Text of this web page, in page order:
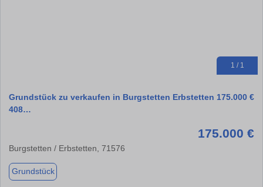
1 / 1
Grundstück zu verkaufen in Burgstetten Erbstetten 175.000 €
408…
175.000 €
Burgstetten / Erbstetten, 71576
Grundstück